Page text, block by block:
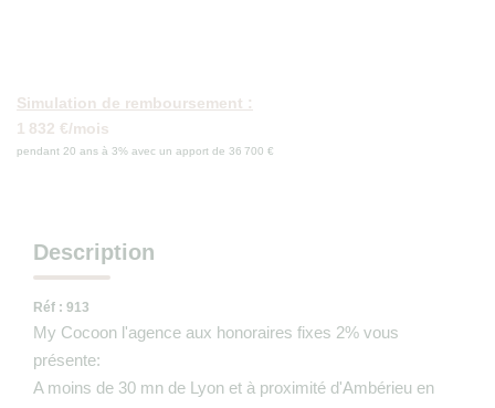
Simulation de remboursement :
1 832 €/mois
pendant 20 ans à 3% avec un apport de 36 700 €
Description
Réf : 913
My Cocoon l'agence aux honoraires fixes 2% vous
présente:
A moins de 30 mn de Lyon et à proximité d'Ambérieu en